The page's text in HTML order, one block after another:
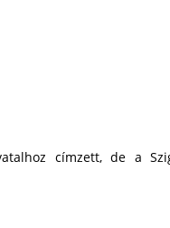
címzett, de a